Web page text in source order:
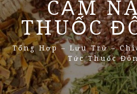
CẨM
THUỐC
Tổng Hợp – Lưu Trữ –
Tức Thuốc